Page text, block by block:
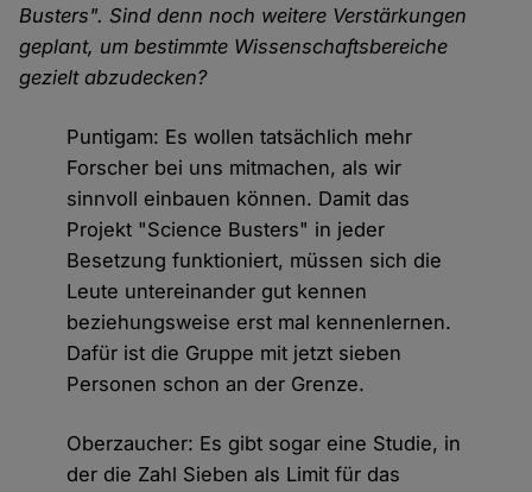
Busters". Sind denn noch weitere Verstärkungen
geplant, um bestimmte Wissenschaftsbereiche
gezielt abzudecken?
Puntigam: Es wollen tatsächlich mehr
Forscher bei uns mitmachen, als wir
sinnvoll einbauen können. Damit das
Projekt "Science Busters" in jeder
Besetzung funktioniert, müssen sich die
Leute untereinander gut kennen
beziehungsweise erst mal kennenlernen.
Dafür ist die Gruppe mit jetzt sieben
Personen schon an der Grenze.
Oberzaucher: Es gibt sogar eine Studie, in
der die Zahl Sieben als Limit für das